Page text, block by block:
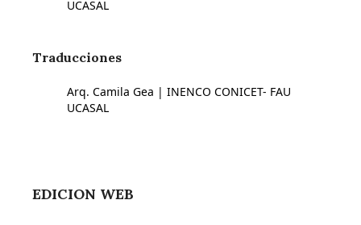
UCASAL
Traducciones
Arq. Camila Gea | INENCO CONICET- FAU
UCASAL
EDICION WEB